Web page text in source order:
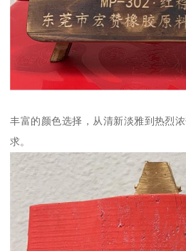
丰富的颜色选择，从清新淡雅到热烈
求。